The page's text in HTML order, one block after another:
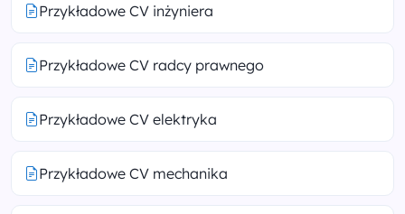
Przykładowe CV inżyniera
Przykładowe CV radcy prawnego
Przykładowe CV elektryka
Przykładowe CV mechanika